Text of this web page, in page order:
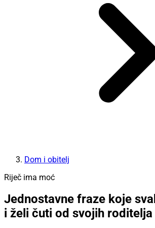
Dom i obitelj
Riječ ima moć
Jednostavne fraze koje
i želi čuti od svojih roditelja